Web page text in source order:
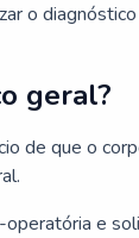
o
geral?
de que o
e